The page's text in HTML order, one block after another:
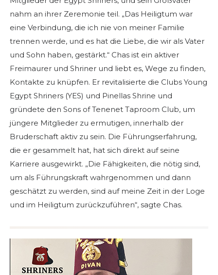
nahm an ihrer Zeremonie teil. „Das Heiligtum war
eine Verbindung, die ich nie von meiner Familie
trennen werde, und es hat die Liebe, die wir als Vater
und Sohn haben, gestärkt.“ Chas ist ein aktiver
Freimaurer und Shriner und liebt es, Wege zu finden,
Kontakte zu knüpfen. Er revitalisierte die Clubs Young
Egypt Shriners (YES) und Pinellas Shrine und
gründete den Sons of Tenenet Taproom Club, um
jüngere Mitglieder zu ermutigen, innerhalb der
Bruderschaft aktiv zu sein. Die Führungserfahrung,
die er gesammelt hat, hat sich direkt auf seine
Karriere ausgewirkt. „Die Fähigkeiten, die nötig sind,
um als Führungskraft wahrgenommen und dann
geschätzt zu werden, sind auf meine Zeit in der Loge
und im Heiligtum zurückzuführen“, sagte Chas.